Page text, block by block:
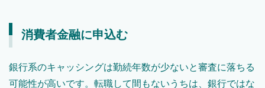
消費者金融に申込む
銀行系のキャッシングは勤続年数が少ないと審査に落ちる
可能性が高いです。転職して間もないうちは、銀行ではな